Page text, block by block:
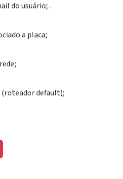
do usuário; .
a placa;
default);